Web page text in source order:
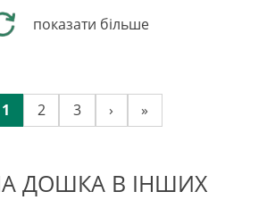
показати більше
1 2 3 › »
ДОШКА В ІНШИХ